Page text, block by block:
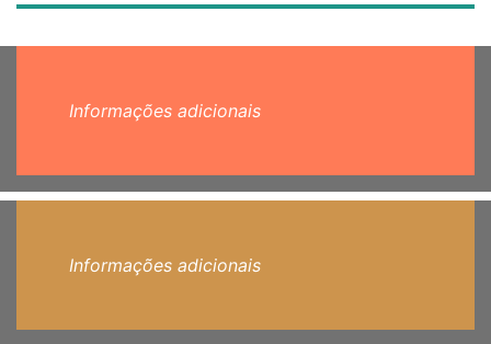
Informações adicionais
Informações adicionais